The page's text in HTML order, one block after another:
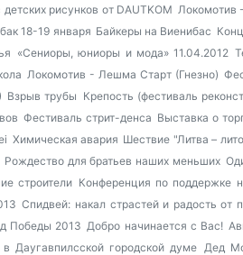
детских рисунков от DAUTKOM Локомотив
18-19 января Байкеры на Виенибас
«Сениоры, юниоры и мода» 11.04.2012
Локомотив - Лешма Старт (Гнезно)
Взрыв трубы Крепость (фестиваль
Фестиваль стрит-денса Выставка о
Химическая авария Шествие "Литва –
Рождество для братьев наших меньших
строители Конференция по поддержке
Спидвей: накал страстей и радость от
Победы 2013 Добро начинается с Вас!
Даугавпилсской городской думе Дед